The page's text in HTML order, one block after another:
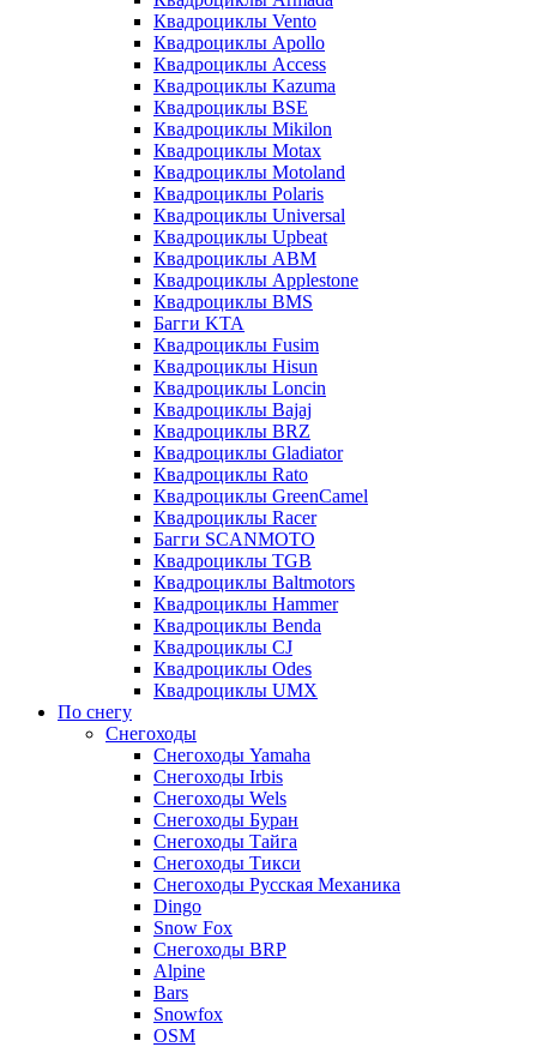
Квадроциклы Vento
Квадроциклы Apollo
Квадроциклы Access
Квадроциклы Kazuma
Квадроциклы BSE
Квадроциклы Mikilon
Квадроциклы Motax
Квадроциклы Motoland
Квадроциклы Polaris
Квадроциклы Universal
Квадроциклы Upbeat
Квадроциклы ABM
Квадроциклы Applestone
Квадроциклы BMS
Багги KTA
Квадроциклы Fusim
Квадроциклы Hisun
Квадроциклы Loncin
Квадроциклы Bajaj
Квадроциклы BRZ
Квадроциклы Gladiator
Квадроциклы Rato
Квадроциклы GreenCamel
Квадроциклы Racer
Багги SCANMOTO
Квадроциклы TGB
Квадроциклы Baltmotors
Квадроциклы Hammer
Квадроциклы Benda
Квадроциклы CJ
Квадроциклы Odes
Квадроциклы UMX
По снегу
Снегоходы
Снегоходы Yamaha
Снегоходы Irbis
Снегоходы Wels
Снегоходы Буран
Снегоходы Тайга
Снегоходы Тикси
Снегоходы Русская Механика
Dingo
Snow Fox
Снегоходы BRP
Alpine
Bars
Snowfox
OSM